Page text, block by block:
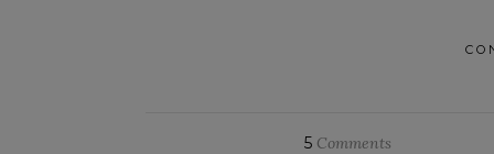
5Comments